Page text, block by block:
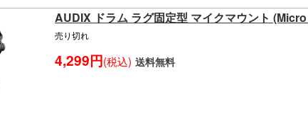
AUDIX ドラム ラグ固定型 マイクマウント
売り切れ
4,299円(税込) 送料無料